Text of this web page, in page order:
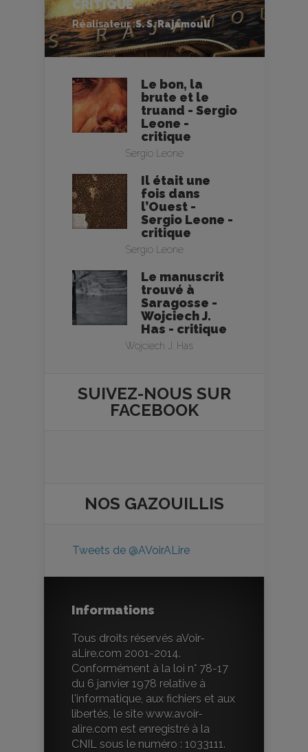
CRITIQUE
Réalisateur :S. S. Rajamouli
Le bon, la
brute et le
truand - Sergio
Leone -
critique
Sergio Leone
Il était une
fois dans
l’Ouest -
Sergio Leone -
critique
Sergio Leone
Le manuscrit
trouvé à
Saragosse -
Wojciech J.
Has - critique
Wojciech J. Has
SUIVEZ-NOUS SUR
FACEBOOK
NOS GAZOUILLIS
Tweets de @AVoirALire
Informations
Tous droits réservés aVoir-
aLire.com 2001-2014.
Conformément à la loi n° 78-17
du 6 janvier 1978 relative à
l'informatique, aux fichiers et aux
libertés, le site www.avoir-
alire.com est enregistré à la
CNIL sous le numéro : 1033111.